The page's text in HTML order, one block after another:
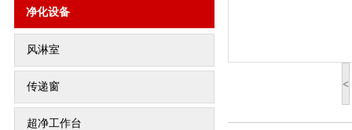
净化设备
风淋室
传递窗
超净工作台
<